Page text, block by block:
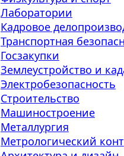
Лаборатории
Кадровое
Транспортная
Госзакупки
Землеустройство и
Электробезопасность
Строительство
Машиностроение
Металлургия
Метрологический